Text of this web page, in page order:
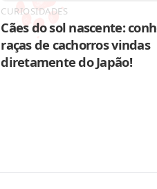
CURIOSIDADES
Cães do sol nascente:
raças de cachorros vindas
diretamente do Japão!